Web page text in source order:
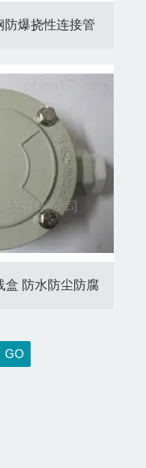
防爆挠性连接管
盒 防水防尘防腐